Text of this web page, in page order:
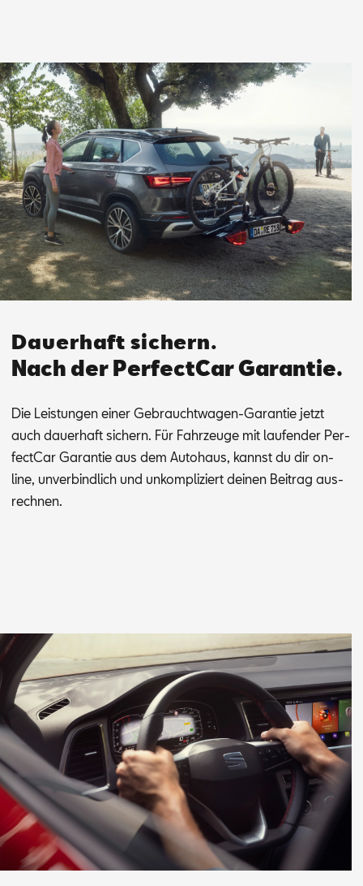
Dauerhaft sichern.
Nach der PerfectCar Garantie.
Die Leis­tun­gen ei­ner Ge­braucht­wa­gen-Ga­ran­tie jetzt
auch dau­er­haft si­chern. Für Fahr­zeu­ge mit lau­fen­der Per­
fec­t­Car Ga­ran­tie aus dem Au­to­haus, kannst du dir on­
line, un­ver­bind­lich und un­kom­pli­ziert dei­nen Bei­trag aus­
rech­nen.